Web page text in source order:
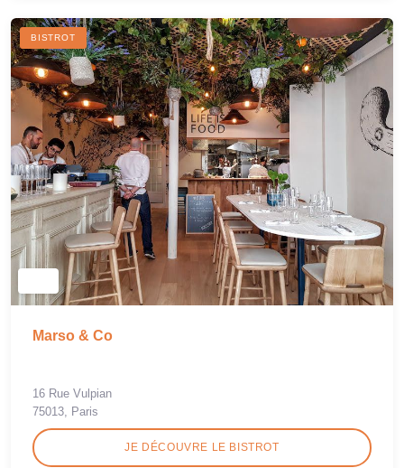
BISTROT
Marso & Co
16 Rue Vulpian
75013, Paris
JE DÉCOUVRE LE BISTROT